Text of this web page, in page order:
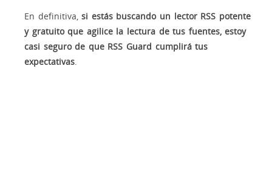
En definitiva,si estás buscando un lector RSS potente
y gratuito que agilice la lectura de tus fuentes, estoy
casi seguro de que RSS Guard cumplirá tus
expectativas